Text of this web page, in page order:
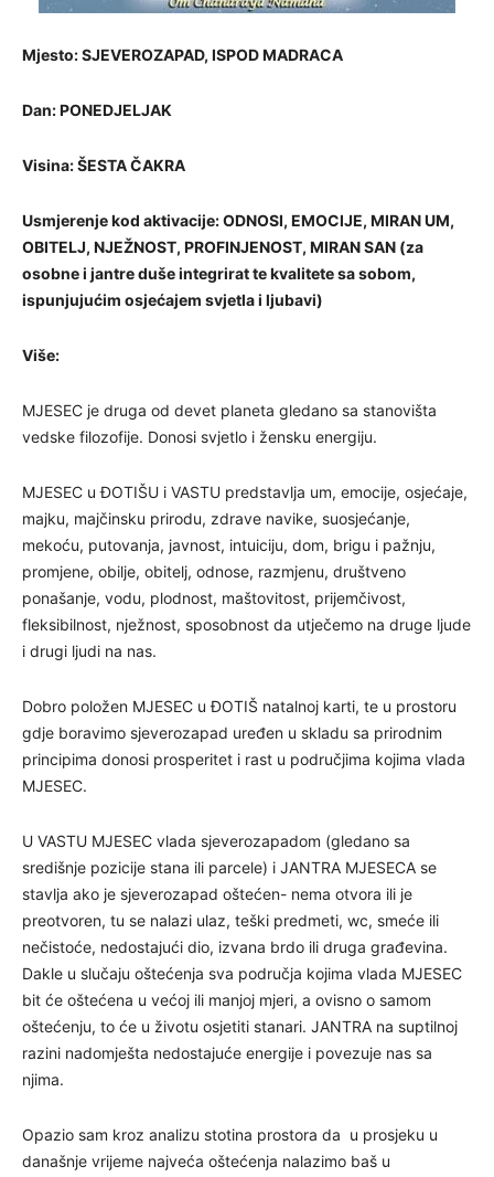
Mjesto: SJEVEROZAPAD, ISPOD MADRACA
Dan:PONEDJELJAK
Visina:ŠESTA ČAKRA
Usmjerenje kod aktivacije:ODNOSI, EMOCIJE, MIRAN UM,
OBITELJ, NJEŽNOST, PROFINJENOST, MIRAN SAN (za
osobne i jantre duše integrirat te kvalitete sa sobom,
ispunjujućim osjećajem svjetla i ljubavi)
Više:
MJESEC je druga od devet planeta gledano sa stanovišta
vedske filozofije. Donosi svjetlo i žensku energiju.
MJESEC u ĐOTIŠU i VASTU predstavlja um, emocije, osjećaje,
majku, majčinsku prirodu, zdrave navike, suosjećanje,
mekoću, putovanja, javnost, intuiciju, dom, brigu i pažnju,
promjene, obilje, obitelj, odnose, razmjenu, društveno
ponašanje, vodu, plodnost, maštovitost, prijemčivost,
fleksibilnost, nježnost, sposobnost da utječemo na druge ljude
i drugi ljudi na nas.
Dobro položen MJESEC u ĐOTIŠ natalnoj karti, te u prostoru
gdje boravimo sjeverozapad uređen u skladu sa prirodnim
principima donosi prosperitet i rast u područjima kojima vlada
MJESEC.
U VASTU MJESEC vlada sjeverozapadom (gledano sa
središnje pozicije stana ili parcele) i JANTRA MJESECA se
stavlja ako je sjeverozapad oštećen- nema otvora ili je
preotvoren, tu se nalazi ulaz, teški predmeti, wc, smeće ili
nečistoće, nedostajući dio, izvana brdo ili druga građevina.
Dakle u slučaju oštećenja sva područja kojima vlada MJESEC
bit će oštećena u većoj ili manjoj mjeri, a ovisno o samom
oštećenju, to će u životu osjetiti stanari. JANTRA na suptilnoj
razini nadomješta nedostajuće energije i povezuje nas sa
njima.
Opazio sam kroz analizu stotina prostora da u prosjeku u
današnje vrijeme najveća oštećenja nalazimo baš u